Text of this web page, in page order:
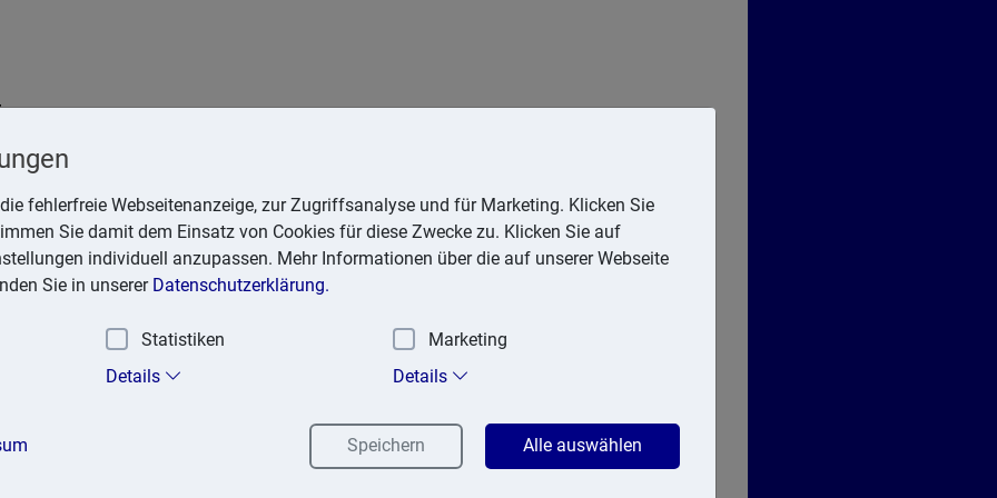
fehlerfreie Webseitenanzeige, zur Zugriffsanalyse und für Marketing. Klicken Sie
Sie damit dem Einsatz von Cookies für diese Zwecke zu. Klicken Sie auf
individuell anzupassen. Mehr Informationen über die auf unserer Webseite
Sie in unserer Datenschutzerklärung.
Statistiken
Marketing
Details Details
Speichern Alle auswählen